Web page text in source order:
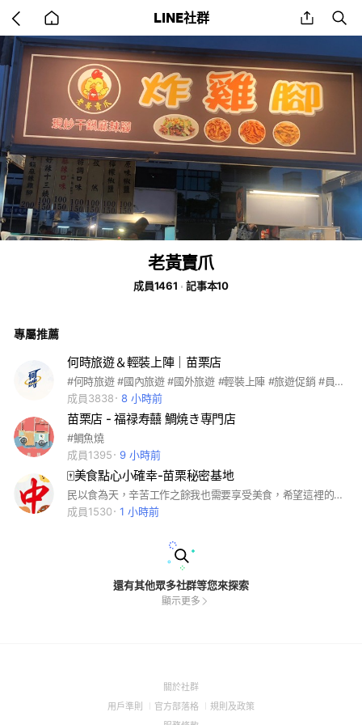
back
to
home
LINE社群 share
老黃賣爪
成員1461 記事本10
專屬推薦
何時旅遊＆輕裝上陣｜苗栗店
#何時旅遊 #國內旅遊 #國外旅遊 #輕裝上陣 #旅遊促銷 #員工旅遊 #家庭旅遊 #飯店住宿 #旅遊活動 #航空公司 #客製化 #特別團 #背包客 #精緻小團 #溯溪 #攀岩 #露營 #野營 #團康活動 #烤肉 #團康活動 #晚宴 #會議 #包團 #包車 #遊覽車 #九人座 #深度旅遊 #SUP #苗栗店
成員3838
8 小時前
苗栗店 - 福禄寿囍 鯛焼き専門店
#鯛魚燒
成員1395
9 小時前
🀄美食點心小確幸-苗栗秘密基地
民以食為天，辛苦工作之餘我也需要享受美食，希望這裡的美食點心水果您會喜歡！🀄會去載，最好是經濟又實惠的那種！
成員1530
1 小時前
還有其他眾多社群等您來探索
顯示更多
關於社群(Open
用戶準則
(Open
官方部落格
(Open
規則及政策(Open